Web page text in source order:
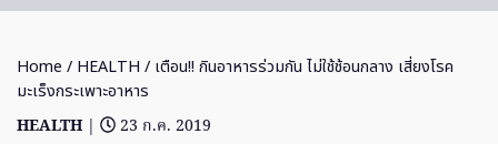
Home / HEALTH / เตือน!! กินอาหารร่วมกัน ไม่ใช้ช้อนกลาง เสี่ยงโรค
มะเร็งกระเพาะอาหาร
HEALTH |
23 ก.ค. 2019